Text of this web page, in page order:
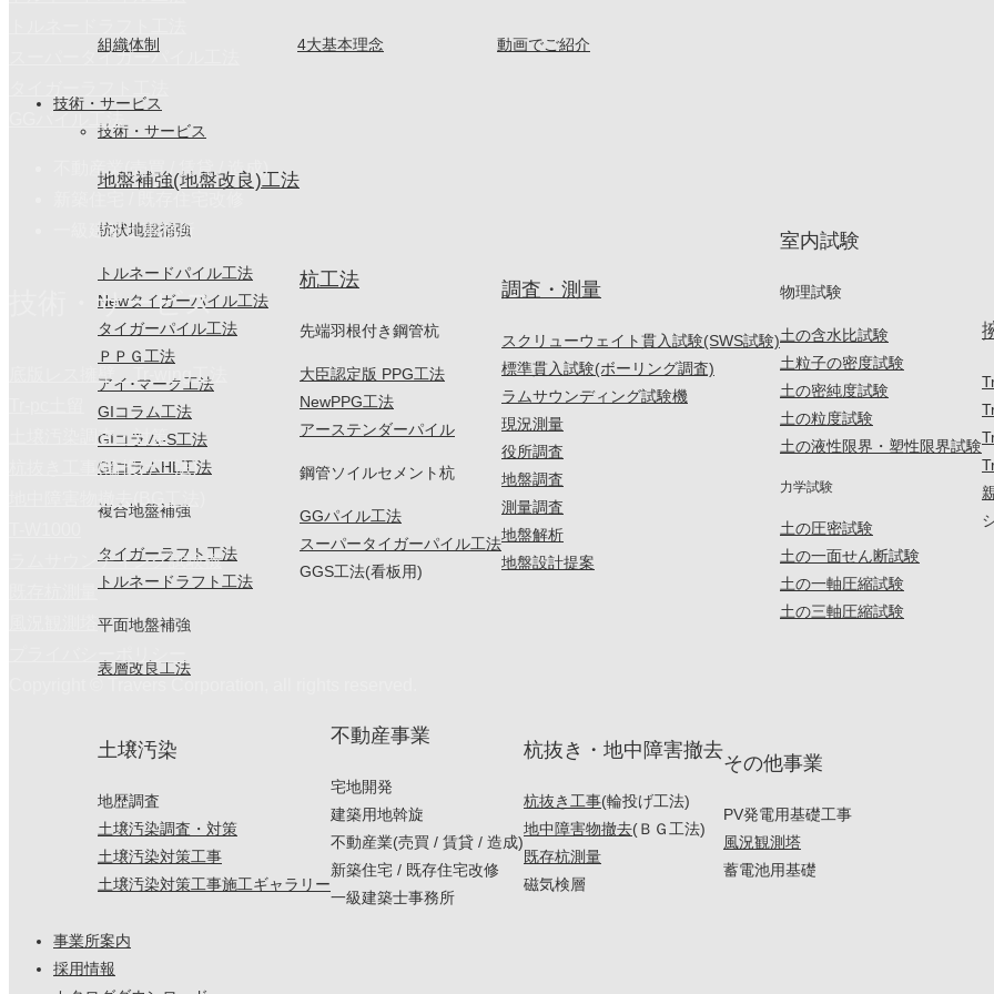
組織体制 4大基本理念 動画でご紹介
技術・サービス
技術・サービス
地盤補強(地盤改良)工法
杭状地盤補強
トルネードパイル工法
Newタイガーパイル工法
タイガーパイル工法
ＰＰＧ工法
アイ･マーク工法
GIコラム工法
GIコラム-S工法
GIコラムHL工法
複合地盤補強
タイガーラフト工法
トルネードラフト工法
平面地盤補強
表層改良工法
杭工法
先端羽根付き鋼管杭
大臣認定版 PPG工法
NewPPG工法
アーステンダーパイル
鋼管ソイルセメント杭
GGパイル工法
スーパータイガーパイル工法
GGS工法(看板用)
調査・測量
スクリューウェイト貫入試験(SWS試験)
標準貫入試験(ボーリング調査)
ラムサウンディング試験機
現況測量
役所調査
地盤調査
測量調査
地盤解析
地盤設計提案
室内試験
物理試験
土の含水比試験
土粒子の密度試験
土の密純度試験
土の粒度試験
土の液性限界・塑性限界試験
力学試験
土の圧密試験
土の一面せん断試験
土の一軸圧縮試験
土の三軸圧縮試験
土壌汚染
地歴調査
土壌汚染調査・対策
土壌汚染対策工事
土壌汚染対策工事施工ギャラリー
不動産事業
宅地開発
建築用地斡旋
不動産業(売買 / 賃貸 / 造成)
新築住宅 / 既存住宅改修
一級建築士事務所
杭抜き・地中障害撤去
杭抜き工事(輪投げ工法)
地中障害物撤去(ＢＧ工法)
既存杭測量
磁気検層
その他事業
PV発電用基礎工事
風況観測塔
蓄電池用基礎
事業所案内
採用情報
スーパータイガーパイル工法
GGパイル工法
不動産業(売買 / 賃貸 / 造成)
一級建築士事務所
技術・サービス
底版レス擁壁 Tr-wing工法
土壌汚染調査・対策
杭抜き工事(輪投げ工法)
地中障害物撤去(BG工法)
ラムサウンディング試験機